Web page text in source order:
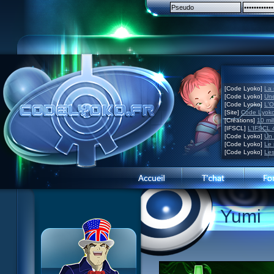
[Code Lyoko] La
[Code Lyoko]
[Code Lyoko]
[Site] Code
[Créations] 10
[IFSCL] L'IFSCL
[Code Lyoko] Un
[Code Lyoko] Le
[Code Lyoko]
Visite guidée
Inscription
Contact
Concours
Yumi